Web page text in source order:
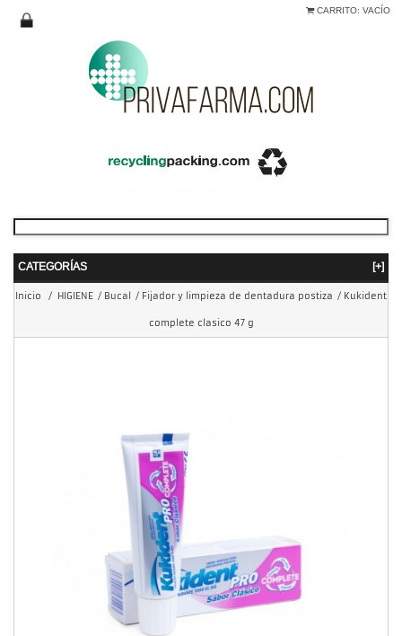
CARRITO: VACÍO
CATEGORÍAS [+]
Inicio / HIGIENE / Bucal / Fijador y limpieza de dentadura postiza / Kukident
complete clasico 47 g